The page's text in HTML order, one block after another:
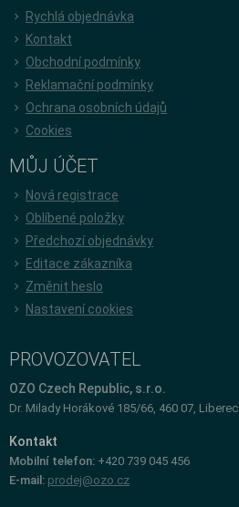
Rychlá objednávka
Kontakt
Obchodní podmínky
Reklamační podmínky
Ochrana osobních údajů
Cookies
MŮJ ÚČET
Nová registrace
Oblíbené položky
Předchozí objednávky
Editace zákazníka
Změnit heslo
Nastavení cookies
PROVOZOVATEL
OZO Czech Republic, s.r.o.
Dr. Milady Horákové 185/66, 460 07, Liberec
Kontakt
Mobilní telefon: +420 739 045 456
E-mail: prodej@ozo.cz